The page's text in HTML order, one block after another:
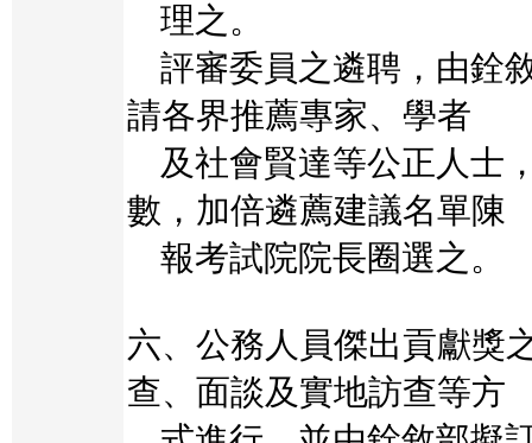
理之。
評審委員之遴聘，由銓
請各界推薦專家、學者
及社會賢達等公正人士
數，加倍遴薦建議名單陳
報考試院院長圈選之。
六、公務人員傑出貢獻獎
查、面談及實地訪查等方